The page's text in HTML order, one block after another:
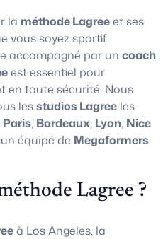
la méthode Lagreeet ses
vous soyez sportif
accompagné par un coach
est essentiel pour
en toute sécurité. Nous
lesstudios Lagree les
Paris, Bordeaux, Lyon, Nice
équipé de Megaformers
Lagree ?
à Los Angeles, la